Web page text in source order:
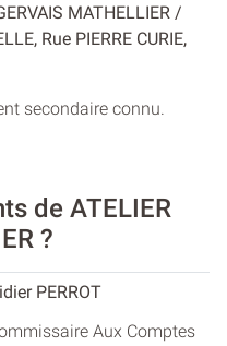
MATHELLIER /
Rue PIERRE CURIE,
secondaire connu.
de ATELIER
?
PERROT
Aux Comptes